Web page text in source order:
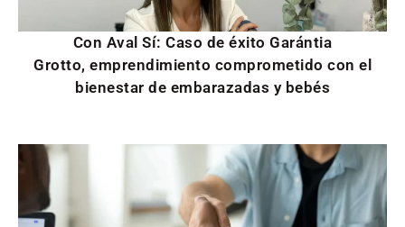
Con Aval Sí: Caso de éxito Garántia
Grotto, emprendimiento comprometido con el
bienestar de embarazadas y bebés